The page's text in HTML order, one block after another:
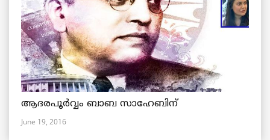
ആദരപൂര്‍വ്വം ബാബ സാഹേബിന്
June 19, 2016